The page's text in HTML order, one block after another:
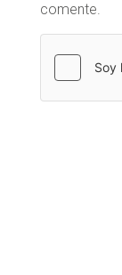
comente.